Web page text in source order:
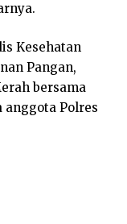
Kesehatan
Pangan,
bersama
anggota Polres